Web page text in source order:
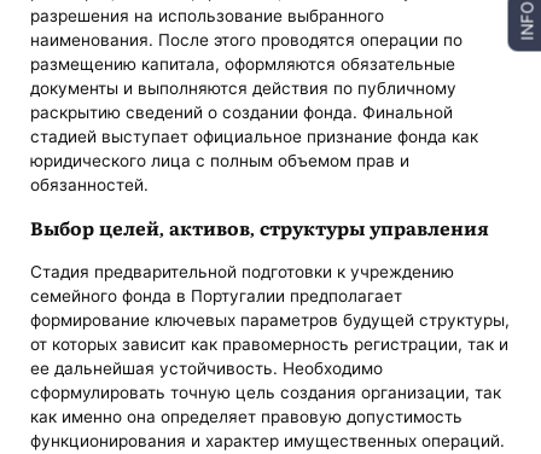
разрешения на использование выбранного
наименования. После этого проводятся операции по
размещению капитала, оформляются обязательные
документы и выполняются действия по публичному
раскрытию сведений о создании фонда. Финальной
стадией выступает официальное признание фонда как
юридического лица с полным объемом прав и
обязанностей.
Выбор целей, активов, структуры управления
Стадия предварительной подготовки к учреждению
семейного фонда в Португалии предполагает
формирование ключевых параметров будущей структуры,
от которых зависит как правомерность регистрации, так и
ее дальнейшая устойчивость. Необходимо
сформулировать точную цель создания организации, так
как именно она определяет правовую допустимость
функционирования и характер имущественных операций.
INFO